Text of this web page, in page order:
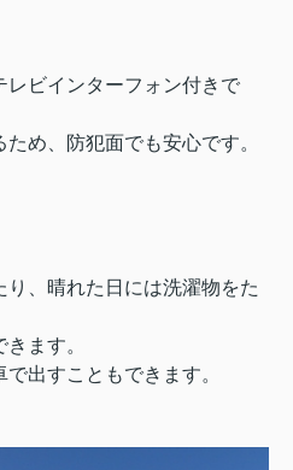
ビインターフォン付きで
め、防犯面でも安心です。
、晴れた日には洗濯物をた
ます。
出すこともできます。